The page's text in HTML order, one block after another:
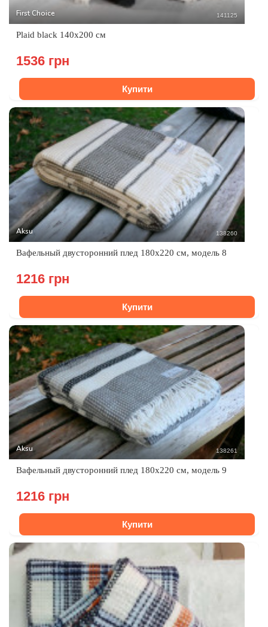
First Choice 141125
Plaid black 140x200 см
1536 грн
Купити
Aksu 138260
Вафельный двусторонний плед 180x220 см, модель 8
1216 грн
Купити
Aksu 138261
Вафельный двусторонний плед 180x220 см, модель 9
1216 грн
Купити